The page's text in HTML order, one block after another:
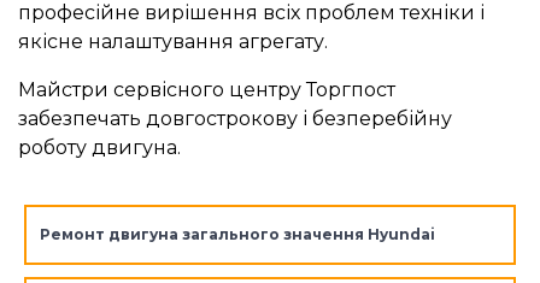
професійне вирішення всіх проблем техніки і
якісне налаштування агрегату.
Майстри сервісного центру Торгпост
забезпечать довгострокову і безперебійну
роботу двигуна.
Ремонт двигуна загального значення Hyundai